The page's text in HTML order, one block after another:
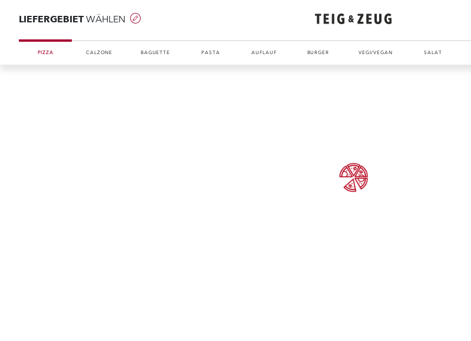
LIEFERGEBIETWÄHLEN
PIZZA CALZONE BAGUETTE PASTA AUFLAUF BURGER VEGI/VEGAN SALAT